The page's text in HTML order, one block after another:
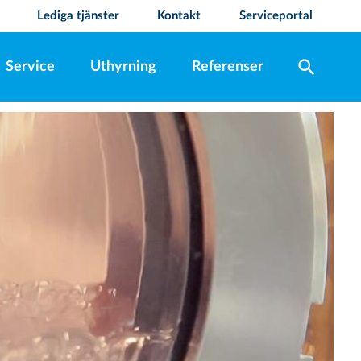
Lediga tjänster Kontakt Serviceportal
Service Uthyrning Referenser search